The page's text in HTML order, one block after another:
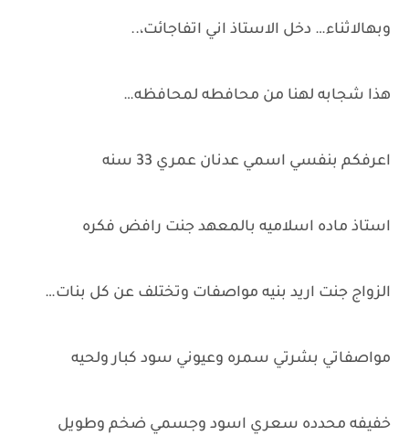
وبهالاثناء… دخل الاستاذ اني اتفاجائت،..
هذا شجابه لهنا من محافطه لمحافظه…
اعرفكم بنفسي اسمي عدنان عمري 33 سنه
استاذ ماده اسلاميه بالمعهد جنت رافض فكره
الزواج جنت اريد بنيه مواصفات وتختلف عن كل بنات…
مواصفاتي بشرتي سمره وعيوني سود كبار ولحيه
خفيفه محدده سعري اسود وجسمي ضخم وطويل